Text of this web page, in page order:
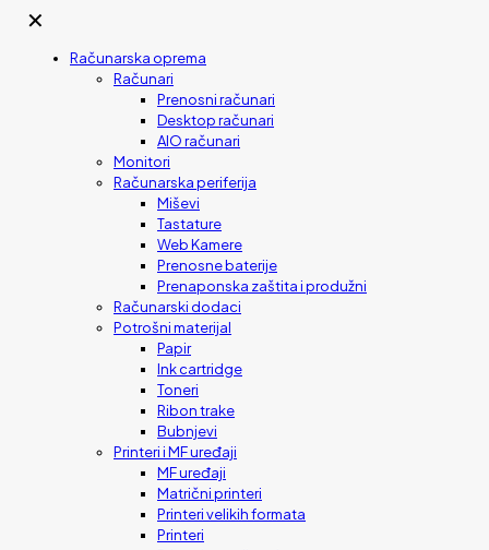
✕
Računarska oprema
Računari
Prenosni računari
Desktop računari
AIO računari
Monitori
Računarska periferija
Miševi
Tastature
Web Kamere
Prenosne baterije
Prenaponska zaštita i produžni
Računarski dodaci
Potrošni materijal
Papir
Ink cartridge
Toneri
Ribon trake
Bubnjevi
Printeri i MF uređaji
MF uređaji
Matrični printeri
Printeri velikih formata
Printeri